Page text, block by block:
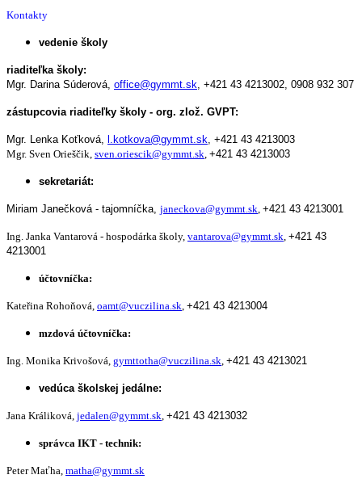
Kontakty
vedenie školy
riaditeľka školy:
Mgr. Darina Súderová, office@gymmt.sk, +421 43 4213002, 0908 932 307
zástupcovia riaditeľky školy - org. zlož. GVPT:
Mgr. Lenka Koťková, l.kotkova@gymmt.sk, +421 43 4213003
Mgr. Sven Orieščik, sven.oriescik@gymmt.sk, +421 43 4213003
sekretariát:
Miriam Janečková - tajomníčka, janeckova@gymmt.sk, +421 43 4213001
Ing. Janka Vantarová - hospodárka školy, vantarova@gymmt.sk, +421 43
4213001
účtovníčka:
Kateřina Rohoňová, oamt@vuczilina.sk, +421 43 4213004
mzdová účtovníčka:
Ing. Monika Krivošová, gymttotha@vuczilina.sk, +421 43 4213021
vedúca školskej jedálne:
Jana Králiková, jedalen@gymmt.sk, +421 43 4213032
správca IKT - technik:
Peter Maťha, matha@gymmt.sk